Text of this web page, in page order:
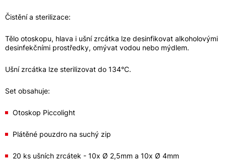
Čistění a sterilizace:
Tělo otoskopu, hlava i ušní zrcátka lze desinfikovat alkoholovými
desinfekčními prostředky, omývat vodou nebo mýdlem.
Ušní zrcátka lze sterilizovat do 134°C.
Set obsahuje:
Otoskop Piccolight
Plátěné pouzdro na suchý zip
20 ks ušních zrcátek - 10x Ø 2,5mm a 10x Ø 4mm